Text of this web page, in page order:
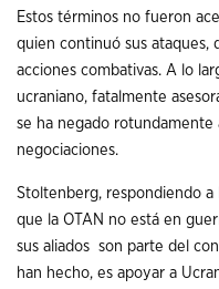
Estos términos no fueron
quien continuó sus ataques,
acciones combativas. A lo
ucraniano, fatalmente
se ha negado rotundamente
negociaciones.
Stoltenberg, respondiendo
que la OTAN no está en
sus aliados son parte del
han hecho, es apoyar a